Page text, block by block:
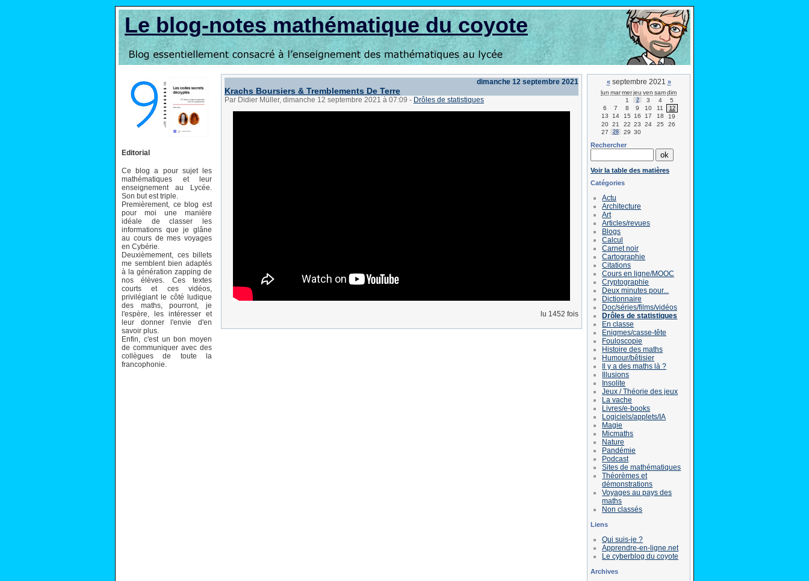
Le blog-notes mathématique du coyote
Editorial
Ce blog a pour sujet les
mathématiques et leur
enseignement au Lycée.
Son but est triple.
Premièrement, ce blog est
pour moi une manière
idéale de classer les
informations que je glâne
au cours de mes voyages
en Cybérie.
Deuxièmement, ces billets
me semblent bien adaptés
à la génération zapping de
nos élèves. Ces textes
courts et ces vidéos,
privilégiant le côté ludique
des maths, pourront, je
l'espère, les intéresser et
leur donner l'envie d'en
savoir plus.
Enfin, c'est un bon moyen
de communiquer avec des
collègues de toute la
francophonie.
dimanche 12 septembre 2021
Krachs Boursiers & Tremblements De Terre
Par Didier Müller, dimanche 12 septembre 2021 à 07:09 - Drôles de statistiques
lu 1452 fois
«septembre 2021 »
lun marmerjeu ven samdim
1
2 3 4
5
6
7 8 9 10 11 12
13 14 15 16 17 18
19
20 21 22 23 24 25
26
27
28 29 30
Rechercher
Voir la table des matières
Catégories
Actu
Architecture
Art
Articles/revues
Blogs
Calcul
Carnet noir
Cartographie
Citations
Cours en ligne/MOOC
Cryptographie
Deux minutes pour...
Dictionnaire
Doc/séries/films/vidéos
Drôles de statistiques
En classe
Enigmes/casse-tête
Fouloscopie
Histoire des maths
Humour/bêtisier
Il y a des maths là ?
Illusions
Insolite
Jeux / Théorie des jeux
La vache
Livres/e-books
Logiciels/applets/IA
Magie
Micmaths
Nature
Pandémie
Podcast
Sites de mathématiques
Théorèmes et
démonstrations
Voyages au pays des
maths
Non classés
Liens
Qui suis-je ?
Apprendre-en-ligne.net
Le cyberblog du coyote
Archives